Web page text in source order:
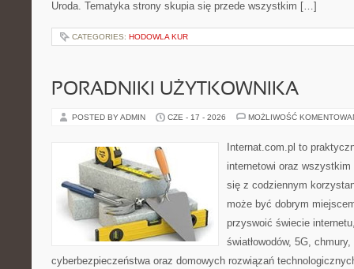
Uroda. Tematyka strony skupia się przede wszystkim […]
CATEGORIES: HODOWLA KUR
PORADNIKI UŻYTKOWNIKA
POSTED BY ADMIN CZE - 17 - 2026 MOŻLIWOŚĆ
Internat.com.pl to
internetowi oraz
się z codziennym
może być dobrym
przyswoić świecie
światłowodów, 5G,
cyberbezpieczeństwa oraz domowych rozwiązań